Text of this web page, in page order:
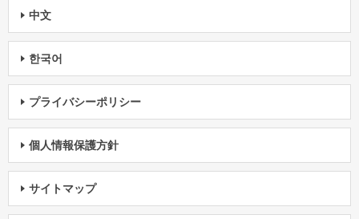
中文
한국어
プライバシーポリシー
個人情報保護方針
サイトマップ